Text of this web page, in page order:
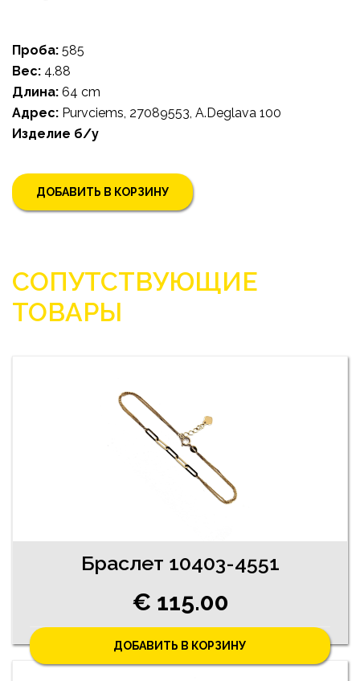
Проба: 585
Bес: 4.88
Длина: 64 cm
Адрес: Purvciems, 27089553, A.Deglava 100
Изделие б/у
ДОБАВИТЬ В КОРЗИНУ
СОПУТСТВУЮЩИЕ
ТОВАРЫ
Браслет 10403-4551
€ 115.00
ДОБАВИТЬ В КОРЗИНУ